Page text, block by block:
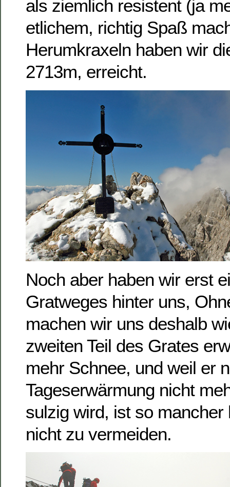
als ziemlich resistent (ja
etlichem, richtig Spaß
Herumkraxeln haben wir
2713m, erreicht.
Noch aber haben wir erst
Gratweges hinter uns,
machen wir uns deshalb
zweiten Teil des Grates
mehr Schnee, und weil er
Tageserwärmung nicht
sulzig wird, ist so mancher
nicht zu vermeiden.